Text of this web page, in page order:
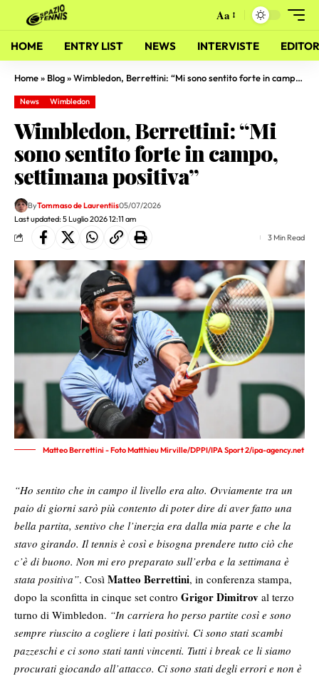
Aa
HOME ENTRY LIST NEWS INTERVISTE
Home» Blog»Wimbledon, Berrettini: “Mi sono sentito forte in campo, settimana positiva”
News Wimbledon
Wimbledon, Berrettini: “Mi
sono sentito forte in campo,
settimana positiva”
Last updated: 5 Luglio 2026 12:11 am
ByTommaso de Laurentiis05/07/2026
3 Min Read
Matteo Berrettini - Foto Matthieu Mirville/DPPI/IPA Sport 2/ipa-agency.net
“Ho sentito che in campo il livello era alto. Ovviamente tra un
paio di giorni sarò più contento di poter dire di aver fatto una
bella partita, sentivo che l’inerzia era dalla mia parte e che la
stavo girando. Il tennis è così e bisogna prendere tutto ciò che
c’è di buono. Non mi ero preparato sull’erba e la settimana è
stata positiva”. Così Matteo Berrettini, in conferenza stampa,
dopo la sconfitta in cinque set contro Grigor Dimitrov al terzo
turno di Wimbledon. “In carriera ho perso partite così e sono
sempre riuscito a cogliere i lati positivi. Ci sono stati scambi
pazzeschi e ci sono stati tanti vincenti. Tutti i break ce li siamo
procurati giocando all’attacco. Ci sono stati degli errori e non è